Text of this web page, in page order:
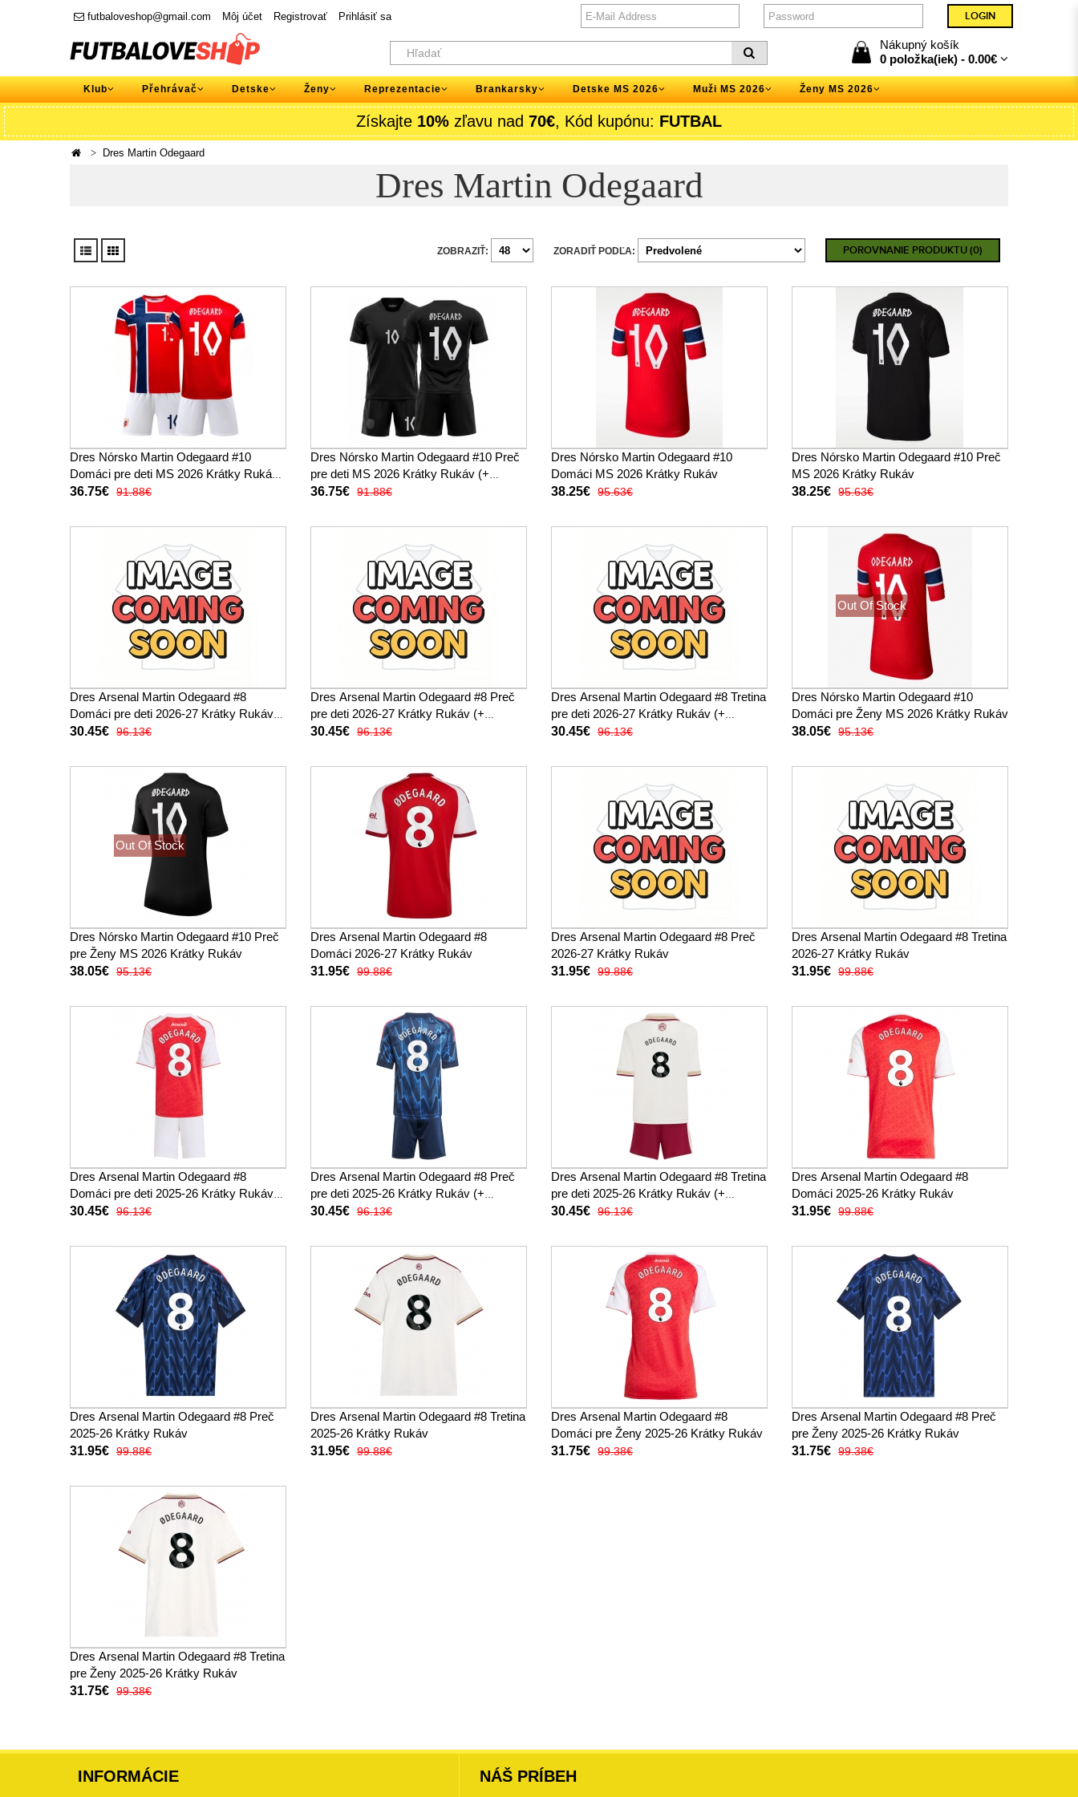
futbaloveshop@gmail.com Môj účet Registrovať Prihlásiť sa
Nákupný košík
0 položka(iek) - 0.00€
Klub Přehrávač Detske Ženy Reprezentacie Brankarsky Detske MS 2026 Muži MS 2026 Ženy MS 2026
Získajte 10% zľavu nad 70€, Kód kupónu: FUTBAL
Dres Martin Odegaard
Dres Martin Odegaard
POROVNANIE PRODUKTU (0)
ZORADIŤ PODĽA:
ZOBRAZIŤ:
Dres Nórsko Martin Odegaard #10
Domáci pre deti MS 2026 Krátky Rukáv
(+ trenírky)
36.75€ 91.88€
Dres Nórsko Martin Odegaard #10 Preč
pre deti MS 2026 Krátky Rukáv (+
trenírky)
36.75€ 91.88€
Dres Nórsko Martin Odegaard #10
Domáci MS 2026 Krátky Rukáv
38.25€ 95.63€
Dres Nórsko Martin Odegaard #10 Preč
MS 2026 Krátky Rukáv
38.25€ 95.63€
Dres Arsenal Martin Odegaard #8
Domáci pre deti 2026-27 Krátky Rukáv
(+ trenírky)
30.45€ 96.13€
Dres Arsenal Martin Odegaard #8 Preč
pre deti 2026-27 Krátky Rukáv (+
trenírky)
30.45€ 96.13€
Dres Arsenal Martin Odegaard #8 Tretina
pre deti 2026-27 Krátky Rukáv (+
trenírky)
30.45€ 96.13€
Out Of Stock
Dres Nórsko Martin Odegaard #10
Domáci pre Ženy MS 2026 Krátky Rukáv
38.05€ 95.13€
Out Of Stock
Dres Nórsko Martin Odegaard #10 Preč
pre Ženy MS 2026 Krátky Rukáv
38.05€ 95.13€
Dres Arsenal Martin Odegaard #8
Domáci 2026-27 Krátky Rukáv
31.95€ 99.88€
Dres Arsenal Martin Odegaard #8 Preč
2026-27 Krátky Rukáv
31.95€ 99.88€
Dres Arsenal Martin Odegaard #8 Tretina
2026-27 Krátky Rukáv
31.95€ 99.88€
Dres Arsenal Martin Odegaard #8
Domáci pre deti 2025-26 Krátky Rukáv
(+ trenírky)
30.45€ 96.13€
Dres Arsenal Martin Odegaard #8 Preč
pre deti 2025-26 Krátky Rukáv (+
trenírky)
30.45€ 96.13€
Dres Arsenal Martin Odegaard #8 Tretina
pre deti 2025-26 Krátky Rukáv (+
trenírky)
30.45€ 96.13€
Dres Arsenal Martin Odegaard #8
Domáci 2025-26 Krátky Rukáv
31.95€ 99.88€
Dres Arsenal Martin Odegaard #8 Preč
2025-26 Krátky Rukáv
31.95€ 99.88€
Dres Arsenal Martin Odegaard #8 Tretina
2025-26 Krátky Rukáv
31.95€ 99.88€
Dres Arsenal Martin Odegaard #8
Domáci pre Ženy 2025-26 Krátky Rukáv
31.75€ 99.38€
Dres Arsenal Martin Odegaard #8 Preč
pre Ženy 2025-26 Krátky Rukáv
31.75€ 99.38€
Dres Arsenal Martin Odegaard #8 Tretina
pre Ženy 2025-26 Krátky Rukáv
31.75€ 99.38€
INFORMÁCIE NÁŠ PRÍBEH